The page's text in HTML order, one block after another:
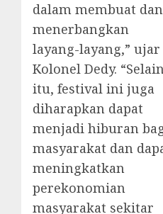
dalam membuat dan
menerbangkan
layang-layang,” ujar
Kolonel Dedy.
itu, festival ini juga
diharapkan dapat
menjadi hiburan
masyarakat dan
meningkatkan
perekonomian
masyarakat sekitar